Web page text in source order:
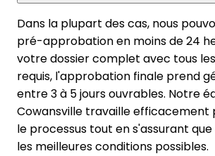
Dans la plupart des cas, nous
pré-approbation en moins de 24
votre dossier complet avec tous
requis, l'approbation finale prend
entre 3 à 5 jours ouvrables. Notre
Cowansville travaille efficacement
le processus tout en s'assurant
les meilleures conditions possibles.